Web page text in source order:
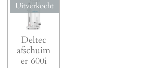
Uitverkocht
Deltec
afschuim
er 600i